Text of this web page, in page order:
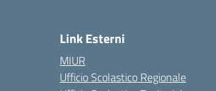
Link Esterni
MIUR
Ufficio Scolastico Regionale